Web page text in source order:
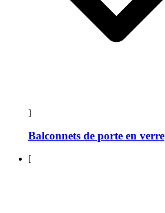
]
Balconnets de porte en verre
[